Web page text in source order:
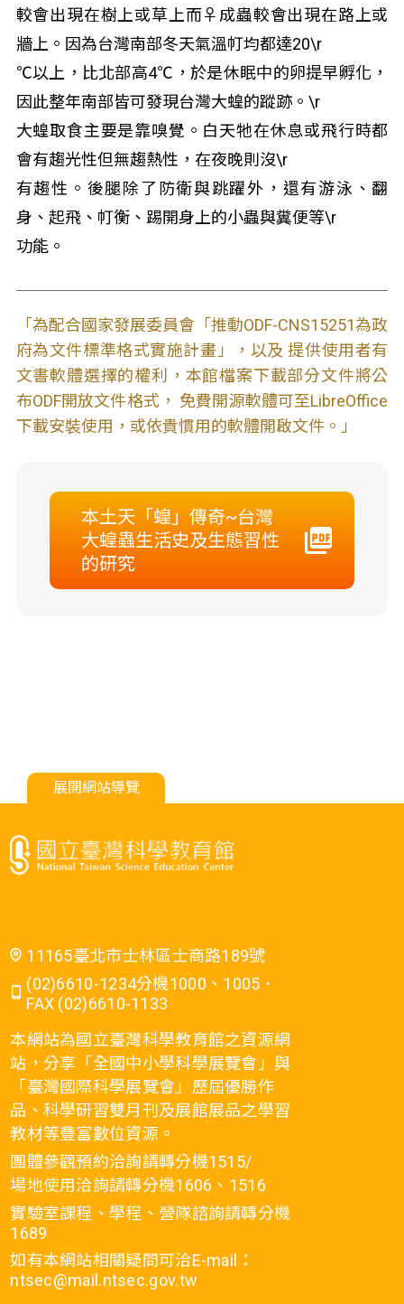
較會出現在樹上或草上而♀成蟲較會出現在路上或
牆上。因為台灣南部冬天氣溫帄均都達20\r
℃以上，比北部高4℃，於是休眠中的卵提早孵化，
因此整年南部皆可發現台灣大蝗的蹤跡。\r
大蝗取食主要是靠嗅覺。白天牠在休息或飛行時都
會有趨光性但無趨熱性，在夜晚則沒\r
有趨性。後腿除了防衛與跳躍外，還有游泳、翻
身、起飛、帄衡、踢開身上的小蟲與糞便等\r
功能。
「為配合國家發展委員會「推動ODF-CNS15251為政
府為文件標準格式實施計畫」，以及 提供使用者有
文書軟體選擇的權利，本館檔案下載部分文件將公
布ODF開放文件格式， 免費開源軟體可至LibreOffice
下載安裝使用，或依貴慣用的軟體開啟文件。」
本土天「蝗」傳奇~台灣
大蝗蟲生活史及生態習性
的研究
展開網站導覽
11165臺北市士林區士商路189號
(02)6610-1234分機1000、1005．
FAX (02)6610-1133
本網站為國立臺灣科學教育館之資源網
站，分享「全國中小學科學展覽會」與
「臺灣國際科學展覽會」歷屆優勝作
品、科學研習雙月刊及展館展品之學習
教材等豐富數位資源。
團體參觀預約洽詢請轉分機1515/
場地使用洽詢請轉分機1606、1516
實驗室課程、學程、營隊諮詢請轉分機
1689
如有本網站相關疑問可洽E-mail：
ntsec@mail.ntsec.gov.tw